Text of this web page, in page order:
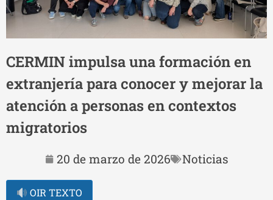
CERMIN impulsa una formación en
extranjería para conocer y mejorar la
atención a personas en contextos
migratorios
20 de marzo de 2026 Noticias
OIR TEXTO